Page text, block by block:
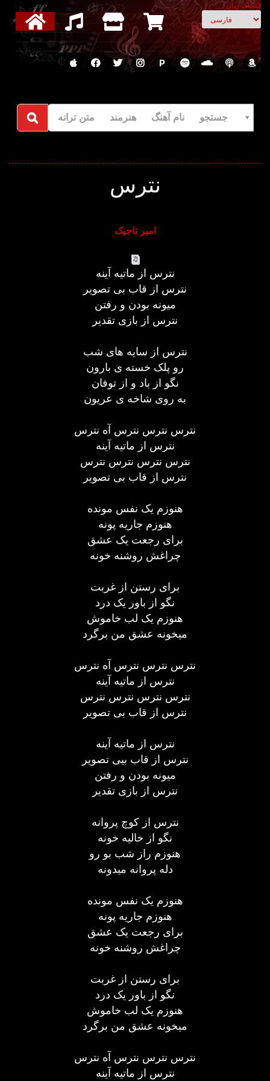
انتخاب زبان
P
جستجو نام آهنگ هنرمند متن ترانه
نترس
امیر تاجیک
نترس از ماتیه آینه
نترس از قاب بی تصویر
میونه بودن و رفتن
نترس از بازی تقدیر
نترس از سایه های شب
رو پلک خسته ی بارون
نگو از باد و از توفان
به روی شاخه ی عریون
نترس نترس نترس آه نترس
نترس از ماتیه آینه
نترس نترس نترس نترس
نترس از قاب بی تصویر
هنوزم یک نفس مونده
هنوزم جاریه پونه
برای رجعت یک عشق
چراغش روشنه خونه
برای رستن از غربت
نگو از باور یک درد
هنوزم یک لب خاموش
میخونه عشق من برگرد
نترس نترس نترس آه نترس
نترس از ماتیه آینه
نترس نترس نترس نترس
نترس از قاب بی تصویر
نترس از ماتیه آینه
نترس از قاب بیی تصویر
میونه بودن و رفتن
نترس از بازی تقدیر
نترس از کوچ پروانه
نگو از خالیه خونه
هنوزم راز شب بو رو
دله پروانه میدونه
هنوزم یک نفس مونده
هنوزم جاریه پونه
برای رجعت یک عشق
چراغش روشنه خونه
برای رستن از غربت
نگو از باور یک درد
هنوزم یک لب خاموش
میخونه عشق من برگرد
نترس نترس نترس آه نترس
نترس از ماتیه آینه